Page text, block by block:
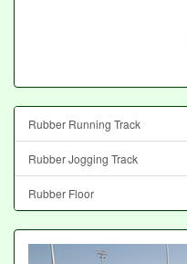
Rubber Running Track
Rubber Jogging Track
Rubber Floor